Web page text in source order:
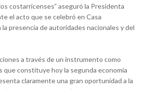
costarricenses” aseguró la Presidenta
el acto que se celebró en Casa
la presencia de autoridades nacionales y del
a través de un instrumento como
que constituye hoy la segunda economía
claramente una gran oportunidad a la